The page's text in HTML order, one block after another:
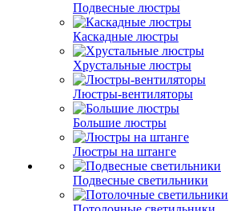
Подвесные люстры
Каскадные люстры
Хрустальные люстры
Люстры-вентиляторы
Большие люстры
Люстры на штанге
Подвесные светильники